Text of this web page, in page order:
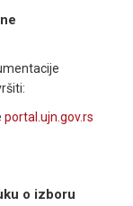
portal.ujn.gov.rs
o izboru